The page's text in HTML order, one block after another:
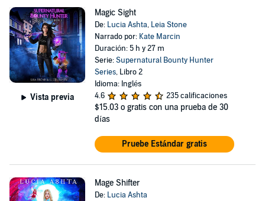
Vista previa
Magic Sight
De: Lucia Ashta, Leia Stone
Narrado por: Kate Marcin
Duración: 5 h y 27 m
Serie:Supernatural Bounty Hunter
Series, Libro 2
Idioma: Inglés
4.6
235 calificaciones
$15.03 o gratis con una prueba de 30
días
Pruebe Estándar gratis
Mage Shifter
De: Lucia Ashta